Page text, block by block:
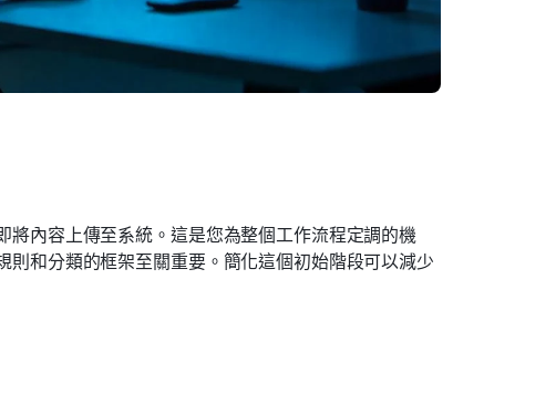
內容上傳至系統。這是您為整個工作流程定調的機
和分類的框架至關重要。簡化這個初始階段可以減少